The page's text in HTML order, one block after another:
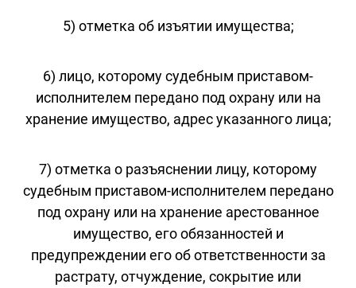
5) отметка об изъятии имущества;
6) лицо, которому судебным приставом-
исполнителем передано под охрану или на
хранение имущество, адрес указанного лица;
7) отметка о разъяснении лицу, которому
судебным приставом-исполнителем передано
под охрану или на хранение арестованное
имущество, его обязанностей и
предупреждении его об ответственности за
растрату, отчуждение, сокрытие или